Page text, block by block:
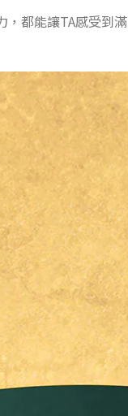
，都能讓TA感受到滿